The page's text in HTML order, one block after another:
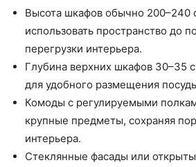
Высота шкафов обычно 200–240
использовать пространство до
перегрузки интерьера.
Глубина верхних шкафов 30–35
для удобного размещения
Комоды с регулируемыми
крупные предметы, сохраняя
интерьера.
Стеклянные фасады или